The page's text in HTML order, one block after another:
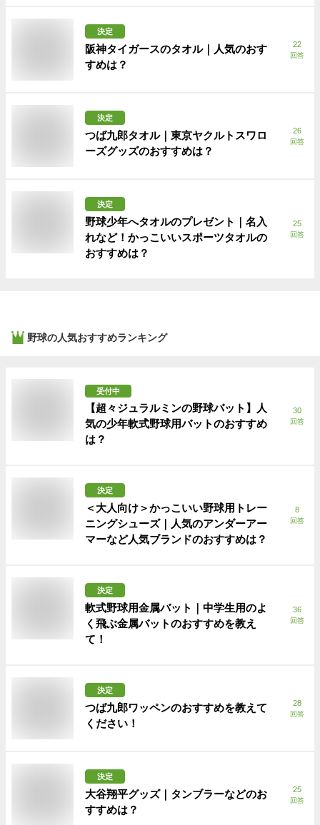
決定
阪神タイガースのタオル｜人気のおす
すめは？
22
回答
決定
つば九郎タオル｜東京ヤクルトスワロ
ーズグッズのおすすめは？
26
回答
決定
野球少年へタオルのプレゼント｜名入
れなど！かっこいいスポーツタオルの
おすすめは？
25
回答
野球の人気おすすめランキング
受付中
【超々ジュラルミンの野球バット】人
気の少年軟式野球用バットのおすすめ
は？
30
回答
決定
＜大人向け＞かっこいい野球用トレー
ニングシューズ｜人気のアンダーアー
マーなど人気ブランドのおすすめは？
8
回答
決定
軟式野球用金属バット｜中学生用のよ
く飛ぶ金属バットのおすすめを教え
て！
36
回答
決定
つば九郎ワッペンのおすすめを教えて
ください！
28
回答
決定
大谷翔平グッズ｜タンブラーなどのお
すすめは？
25
回答